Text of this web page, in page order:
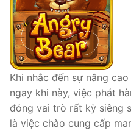
Khi nhắc đến sự nâng
ngay khi này, việc phát
đóng vai trò rất kỳ siêng
là việc chào cung cấp